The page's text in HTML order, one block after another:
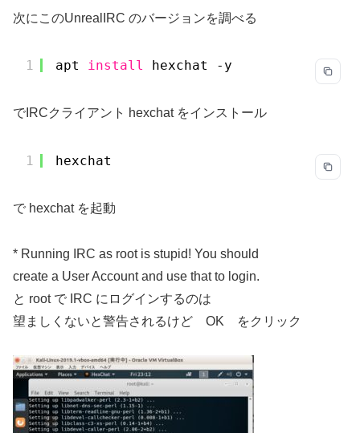
次にこのUnrealIRC のバージョンを調べる
1 apt install hexchat -y
でIRCクライアント hexchat をインストール
1 hexchat
で hexchat を起動
* Running IRC as root is stupid! You should
create a User Account and use that to login.
と root で IRC にログインするのは
望ましくないと警告されるけど OK をクリック